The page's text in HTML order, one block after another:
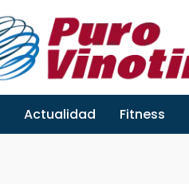
Actualidad Fitness